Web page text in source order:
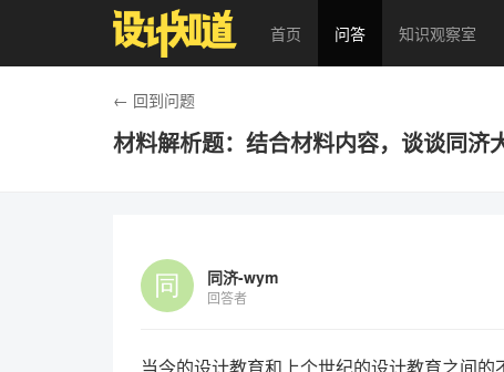
首页 问答 知识观察室
← 回到问题
材料解析题：结合材料内容，谈谈同济
同济-wym
回答者